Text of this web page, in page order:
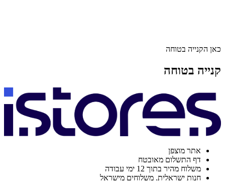
כאן הקנייה בטוחה
קנייה בטוחה
אתר מוצפן
דף התשלום מאובטח
משלוח מהיר בתוך 12 ימי עבודה
חנות ישראלית. משלוחים מישראל